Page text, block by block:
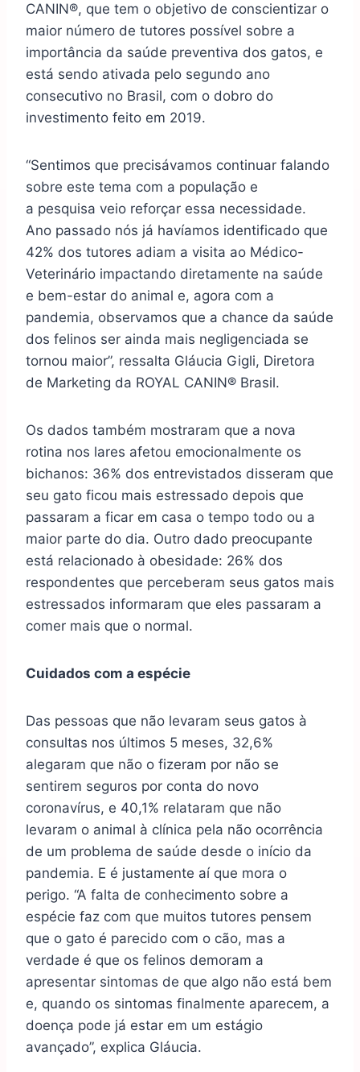
CANIN®, que tem o objetivo de conscientizar o
maior número de tutores possível sobre a
importância da saúde preventiva dos gatos, e
está sendo ativada pelo segundo ano
consecutivo no Brasil, com o dobro do
investimento feito em 2019.
“Sentimos que precisávamos continuar falando
sobre este tema com a população e
a pesquisa veio reforçar essa necessidade.
Ano passado nós já havíamos identificado que
42% dos tutores adiam a visita ao Médico-
Veterinário impactando diretamente na saúde
e bem-estar do animal e, agora com a
pandemia, observamos que a chance da saúde
dos felinos ser ainda mais negligenciada se
tornou maior”, ressalta Gláucia Gigli, Diretora
de Marketing da ROYAL CANIN® Brasil.
Os dados também mostraram que a nova
rotina nos lares afetou emocionalmente os
bichanos: 36% dos entrevistados disseram que
seu gato ficou mais estressado depois que
passaram a ficar em casa o tempo todo ou a
maior parte do dia. Outro dado preocupante
está relacionado à obesidade: 26% dos
respondentes que perceberam seus gatos mais
estressados informaram que eles passaram a
comer mais que o normal.
Cuidados com a espécie
Das pessoas que não levaram seus gatos à
consultas nos últimos 5 meses, 32,6%
alegaram que não o fizeram por não se
sentirem seguros por conta do novo
coronavírus, e 40,1% relataram que não
levaram o animal à clínica pela não ocorrência
de um problema de saúde desde o início da
pandemia. E é justamente aí que mora o
perigo. “A falta de conhecimento sobre a
espécie faz com que muitos tutores pensem
que o gato é parecido com o cão, mas a
verdade é que os felinos demoram a
apresentar sintomas de que algo não está bem
e, quando os sintomas finalmente aparecem, a
doença pode já estar em um estágio
avançado”, explica Gláucia.